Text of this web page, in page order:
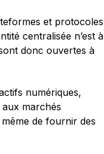
et protocoles
centralisée n’est à
donc ouvertes à
numériques,
marchés
de fournir des